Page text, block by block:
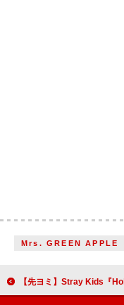
Mrs. GREEN APPLE
【先ヨミ】Stray Kids『Hollow』64.9万枚で現在アルバム